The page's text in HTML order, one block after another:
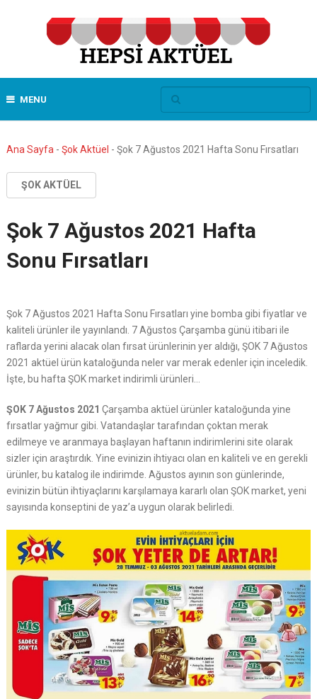
MENU
Ana Sayfa - Şok Aktüel - Şok 7 Ağustos 2021 Hafta Sonu Fırsatları
ŞOK AKTÜEL
Şok 7 Ağustos 2021 Hafta
Sonu Fırsatları
Şok 7 Ağustos 2021 Hafta Sonu Fırsatları yine bomba gibi fiyatlar ve
kaliteli ürünler ile yayınlandı. 7 Ağustos Çarşamba günü itibari ile
raflarda yerini alacak olan fırsat ürünlerinin yer aldığı, ŞOK 7 Ağustos
2021 aktüel ürün kataloğunda neler var merak edenler için inceledik.
İşte, bu hafta ŞOK market indirimli ürünleri…
ŞOK 7 Ağustos 2021 Çarşamba aktüel ürünler kataloğunda yine
fırsatlar yağmur gibi. Vatandaşlar tarafından çoktan merak
edilmeye ve aranmaya başlayan haftanın indirimlerini site olarak
sizler için araştırdık. Yine evinizin ihtiyacı olan en kaliteli ve en gerekli
ürünler, bu katalog ile indirimde. Ağustos ayının son günlerinde,
evinizin bütün ihtiyaçlarını karşılamaya kararlı olan ŞOK market, yeni
sayısında konseptini de yaz’a uygun olarak belirledi.